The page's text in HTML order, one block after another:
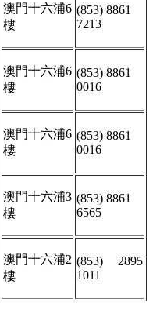
澳門十六浦6
樓
(853) 8861
7213
澳門十六浦6
樓
(853) 8861
0016
澳門十六浦6
樓
(853) 8861
0016
澳門十六浦3
樓
(853) 8861
6565
澳門十六浦2
樓
(853) 2895
1011